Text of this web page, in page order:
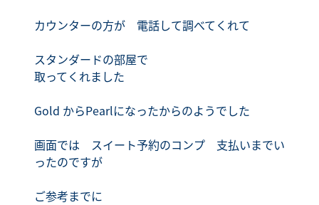
カウンターの方が 電話して調べてくれて
スタンダードの部屋で
取ってくれました
Gold からPearlになったからのようでした
画面では スイート予約のコンプ 支払いまでい
ったのですが
ご参考までに